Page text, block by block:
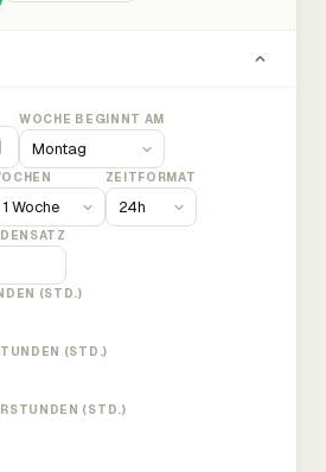
WOCHE BEGINNT AM
ZEITFORMAT
(STD.)
(STD.)
(STD.)